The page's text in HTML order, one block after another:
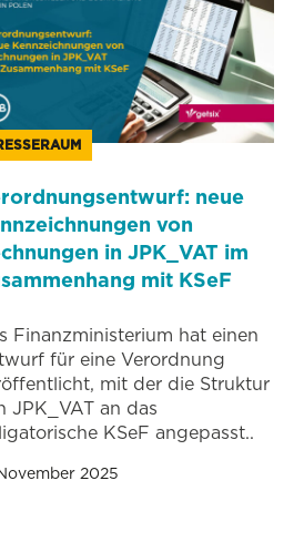
neue
von
in JPK_VAT im
mit KSeF
Finanzministerium hat einen
für eine Verordnung
mit der die Struktur
JPK_VAT an das
KSeF angepasst..
2025